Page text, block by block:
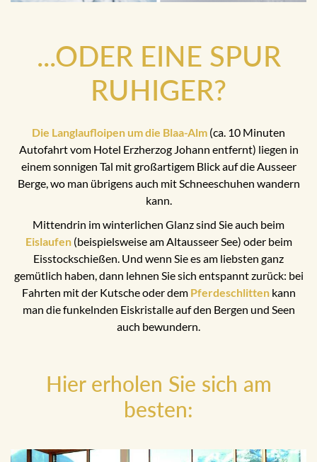
...ODER EINE SPUR
RUHIGER?
Die Langlaufloipen um die Blaa-Alm (ca. 10 Minuten
Autofahrt vom Hotel Erzherzog Johann entfernt) liegen in
einem sonnigen Tal mit großartigem Blick auf die Ausseer
Berge, wo man übrigens auch mit Schneeschuhen wandern
kann.
Mittendrin im winterlichen Glanz sind Sie auch beim
Eislaufen(beispielsweise am Altausseer See) oder beim
Eisstockschießen. Und wenn Sie es am liebsten ganz
gemütlich haben, dann lehnen Sie sich entspannt zurück: bei
Fahrten mit der Kutsche oder dem Pferdeschlittenkann
man die funkelnden Eiskristalle auf den Bergen und Seen
auch bewundern.
Hier erholen Sie sich am
besten: